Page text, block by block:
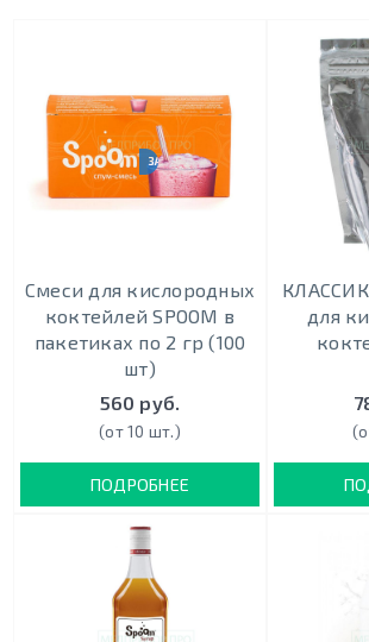
ЗАКАЗ ОТ 10000 РУБ.
Cмеси для кислородных
коктейлей SPOOM в
пакетиках по 2 гр (100
шт)
560 руб.
(от 10 шт.)
ПОДРОБНЕЕ
для